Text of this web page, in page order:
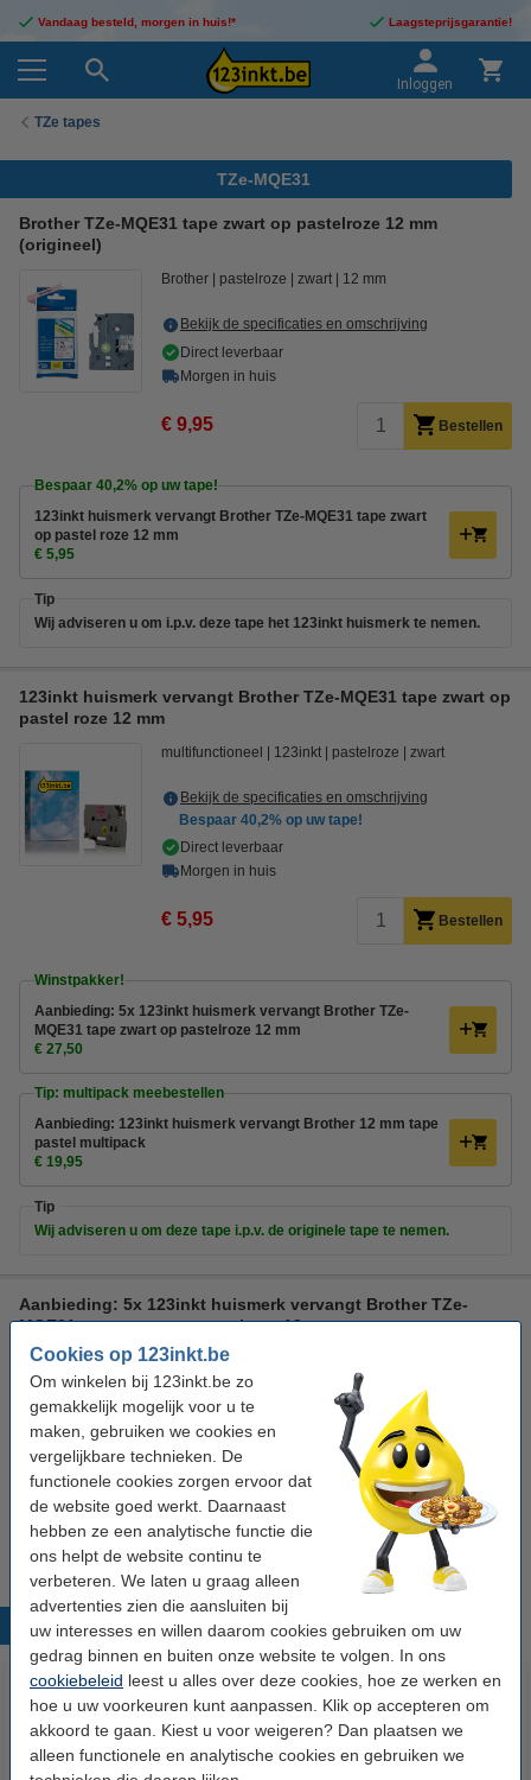
Cookies op 123inkt.be
Om winkelen bij 123inkt.be zo
gemakkelijk mogelijk voor u te
maken, gebruiken we cookies en
vergelijkbare technieken. De
functionele cookies zorgen ervoor dat
de website goed werkt. Daarnaast
hebben ze een analytische functie die
ons helpt de website continu te
verbeteren. We laten u graag alleen
advertenties zien die aansluiten bij
uw interesses en willen daarom cookies gebruiken om uw
gedrag binnen en buiten onze website te volgen. In ons
cookiebeleid leest u alles over deze cookies, hoe ze werken en
hoe u uw voorkeuren kunt aanpassen. Klik op accepteren om
akkoord te gaan. Kiest u voor weigeren? Dan plaatsen we
alleen functionele en analytische cookies en gebruiken we
Vandaag besteld, morgen in huis!* Laagsteprijsgarantie!
Inloggen
TZe tapes
TZe-MQE31
Brother TZe-MQE31 tape zwart op pastelroze 12 mm
(origineel)
Brother pastelroze zwart 12 mm
Bekijk de specificaties en omschrijving
Direct leverbaar
Morgen in huis
€ 9,95 Bestellen
Bespaar 40,2% op uw tape!
123inkt huismerk vervangt Brother TZe-MQE31 tape zwart
op pastel roze 12 mm
€ 5,95
Tip
Wij adviseren u om i.p.v. deze tape het 123inkt huismerk te nemen.
123inkt huismerk vervangt Brother TZe-MQE31 tape zwart op
pastel roze 12 mm
multifunctioneel 123inkt pastelroze zwart
Bekijk de specificaties en omschrijving
Bespaar 40,2% op uw tape!
Direct leverbaar
Morgen in huis
€ 5,95 Bestellen
Winstpakker!
Aanbieding: 5x 123inkt huismerk vervangt Brother TZe-
MQE31 tape zwart op pastelroze 12 mm
€ 27,50
Tip: multipack meebestellen
Aanbieding: 123inkt huismerk vervangt Brother 12 mm tape
pastel multipack
€ 19,95
Tip
Wij adviseren u om deze tape i.p.v. de originele tape te nemen.
Aanbieding: 5x 123inkt huismerk vervangt Brother TZe-
MQE31 tape zwart op pastelroze 12 mm
multifunctioneel
12 mm x 4 m (BxL)
Bekijk de specificaties en omschrijving
Direct leverbaar
Morgen in huis
€ 27,50 Bestellen
Populaire producten